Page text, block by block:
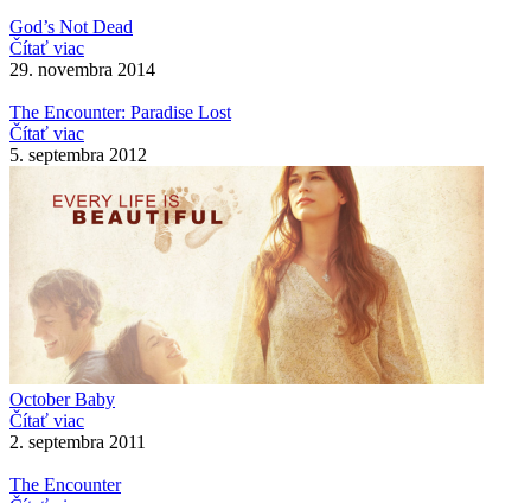
God’s Not Dead
Čítať viac
29. novembra 2014
The Encounter: Paradise Lost
Čítať viac
5. septembra 2012
October Baby
Čítať viac
2. septembra 2011
The Encounter